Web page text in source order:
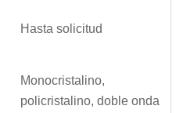
Hasta solicitud
Monocristalino,
policristalino, doble onda